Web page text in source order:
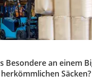
Besondere an einem
Säcken?